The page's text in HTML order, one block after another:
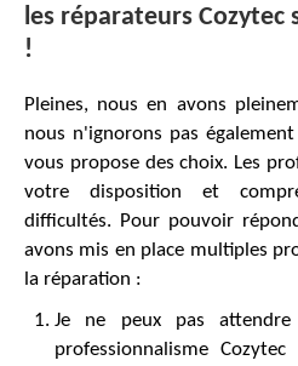
les réparateurs Cozytec
!
Pleines, nous en avons
nous n'ignorons pas
vous propose des choix. Les
votre disposition et
difficultés. Pour pouvoir
avons mis en place multiples
la réparation :
Je ne peux pas
professionnalisme